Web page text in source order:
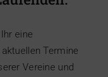
eine
Termine
Vereine und